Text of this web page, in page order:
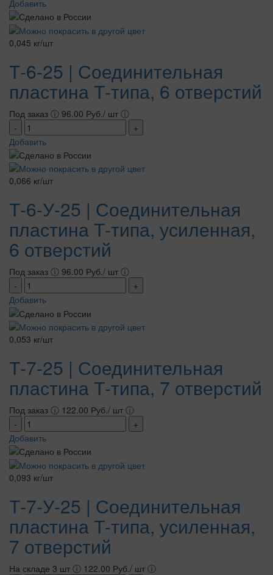
Добавить
0,045 кг/шт
Т-6-25 | Соединительная
пластина Т-типа, 6 отверстий
Под заказ ⓘ 96.00 Руб./ шт ⓘ
-
+
Добавить
0,066 кг/шт
Т-6-У-25 | Соединительная
пластина Т-типа, усиленная,
6 отверстий
Под заказ ⓘ 96.00 Руб./ шт ⓘ
-
+
Добавить
0,053 кг/шт
Т-7-25 | Соединительная
пластина Т-типа, 7 отверстий
Под заказ ⓘ 122.00 Руб./ шт ⓘ
-
+
Добавить
0,093 кг/шт
Т-7-У-25 | Соединительная
пластина Т-типа, усиленная,
7 отверстий
На складе 3 шт ⓘ 122.00 Руб./ шт ⓘ